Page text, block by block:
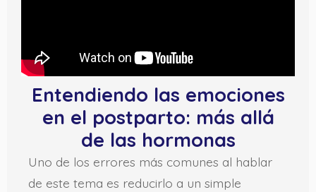
Entendiendo las emociones
en el postparto: más allá
de las hormonas
Uno de los errores más comunes al hablar
de este tema es reducirlo a un simple